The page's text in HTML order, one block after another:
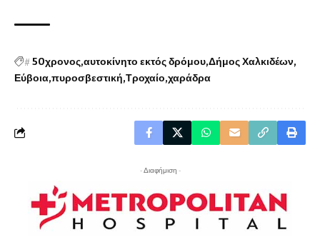
#50χρονος αυτοκίνητο εκτός δρόμου Δήμος Χαλκιδέων
Εύβοια πυροσβεστική Τροχαίο χαράδρα
- Διαφήμιση -